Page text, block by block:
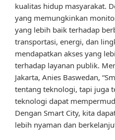
kualitas hidup masyarakat.
yang memungkinkan
yang lebih baik terhadap
transportasi, energi, dan
mendapatkan akses yang
terhadap layanan publik.
Jakarta, Anies Baswedan,
tentang teknologi, tapi juga
teknologi dapat
Dengan Smart City, kita
lebih nyaman dan